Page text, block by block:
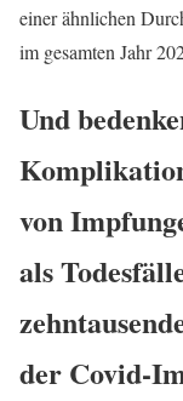
einer ähnlichen
im gesamten Jahr
Und
von
als
der Covid-